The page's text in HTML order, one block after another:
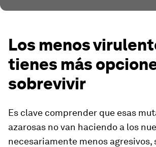
Los menos
tienes más
sobrevivir
Es clave comprender que esas
azarosas no van haciendo a los
necesariamente menos agresivos,